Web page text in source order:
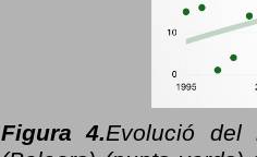
Figura 4.Evolució del